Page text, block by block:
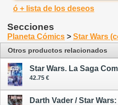
ó + lista de los deseos
Secciones
Planeta Cómics > Star Wars
Otros productos relacionados
Star Wars. La Saga
42.75 €
Darth Vader / Star